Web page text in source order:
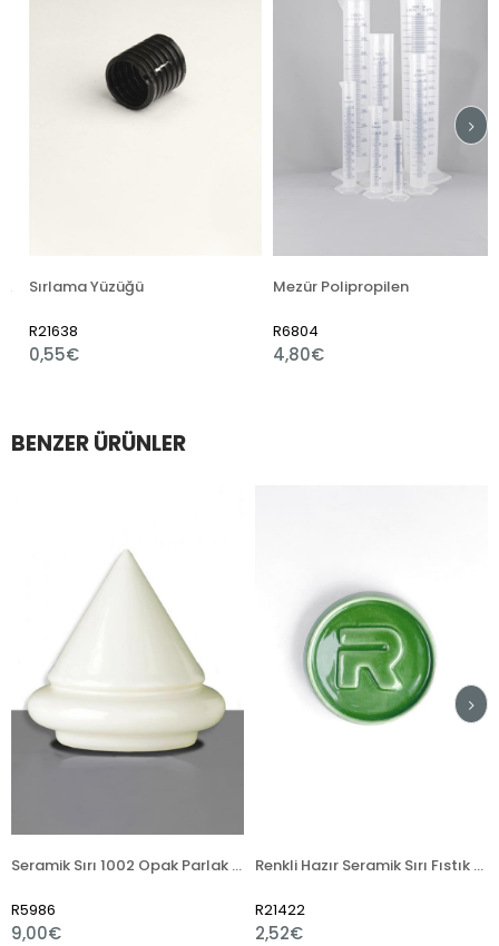
Sırlama Yüzüğü
R21638
0,55€
Mezür Polipropilen
R6804
4,80€
BENZER ÜRÜNLER
Seramik Sırı 1002 Opak Parlak Toz Renkli Hazır Seramik Sırı Fıstık Yeşili 521-5
R21422
2,52€